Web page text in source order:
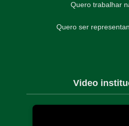
Quero trabalhar
Quero ser
Video